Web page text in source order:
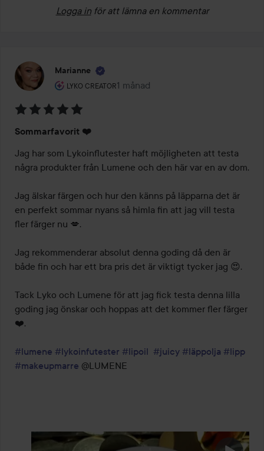
Logga in för att lämna en kommentar
Marianne
LYKO CREATOR
Användarens roll: Lyko Creator.
1 månad
Inlägget skapades 1 månad
5
av
5
Sommarfavorit ❤️
Jag har som Lykoinflutester haft möjligheten att testa
några produkter från Lumene och den här var en av dom.
Jag älskar färgen och hur den känns på läpparna det är
en perfekt sommar nyans så himla fin att jag vill testa
fler färger nu 💋.
Jag rekommenderar absolut denna goding då den är
både fin och har ett bra pris det är viktigt tycker jag 😍.
Tack Lyko och Lumene för att jag fick testa denna lilla
goding jag önskar och hoppas att det kommer fler färger
❤️.
#lumene #lykoinfutester #lipoil #juicy #läppolja #lipp
#makeupmarre @LUMENE